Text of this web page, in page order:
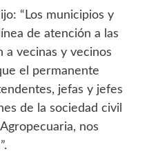
“Los municipios y
de atención a las
a vecinas y vecinos
el permanente
jefas y jefes
de la sociedad civil
nos